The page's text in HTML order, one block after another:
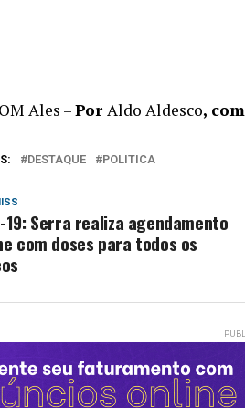
Ales –PorAldo Aldesco,
DESTAQUE POLITICA
19: Serra realiza agendamento
com doses para todos os